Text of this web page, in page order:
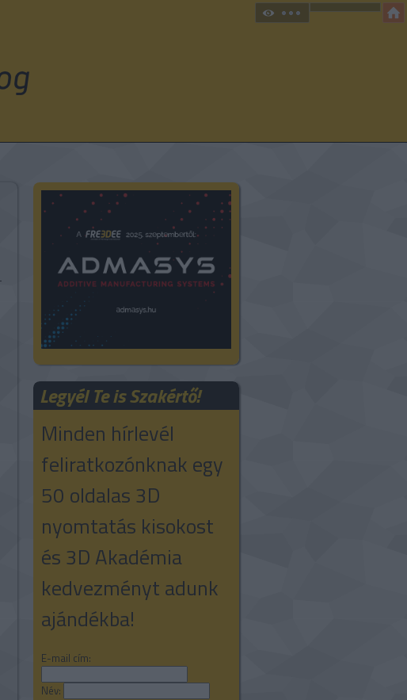
Legyél Te is Szakértő!
Minden hírlevél
feliratkozónknak egy
50 oldalas 3D
nyomtatás kisokost
és 3D Akadémia
kedvezményt adunk
ajándékba!
E-mail cím:
Név: